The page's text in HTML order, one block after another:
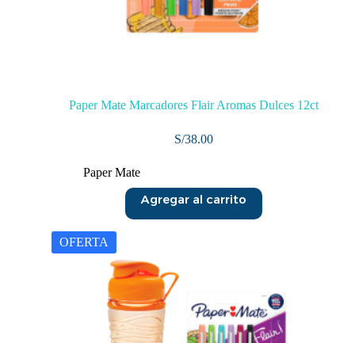
Paper Mate Marcadores Flair Aromas Dulces 12ct
S/38.00
Paper Mate
Agregar al carrito
OFERTA